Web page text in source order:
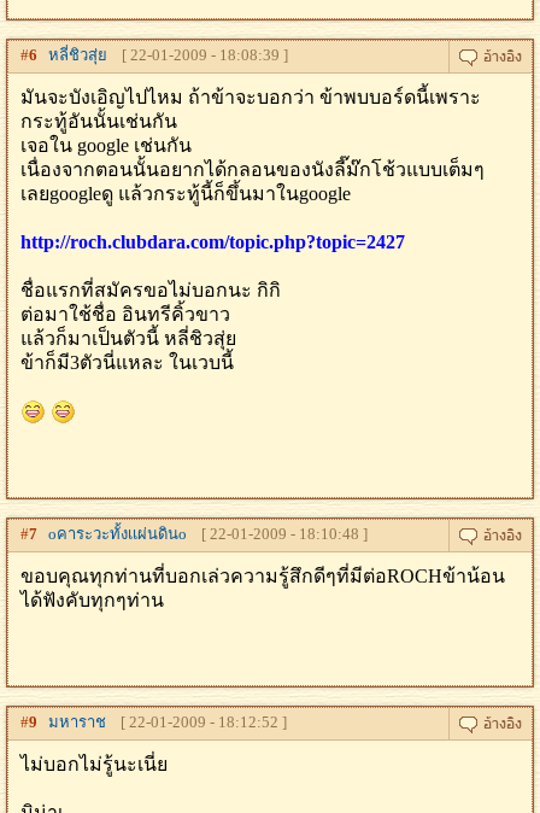
#6 หลี่ชิวสุ่ย [ 22-01-2009 - 18:08:39 ]
มันจะบังเอิญไปไหม ถ้าข้าจะบอกว่า ข้าพบบอร์ดนี้เพราะ
กระทู้อันนั้นเช่นกัน
เจอใน google เช่นกัน
เนื่องจากตอนนั้นอยากได้กลอนของนังลี๊ม๊กโช้วแบบเต็มๆ
เลยgoogleดู แล้วกระทู้นี้ก็ขึ้นมาในgoogle
http://roch.clubdara.com/topic.php?topic=2427
ชื่อแรกที่สมัครขอไม่บอกนะ กิกิ
ต่อมาใช้ชื่อ อินทรีคิ้วขาว
แล้วก็มาเป็นตัวนี้ หลี่ชิวสุ่ย
ข้าก็มี3ตัวนี่แหละ ในเวบนี้
#7 oคาระวะทั้งเเผ่นดินo [ 22-01-2009 - 18:10:48 ]
ขอบคุณทุกท่านที่บอกเล่วความรู้สึกดีๆที่มีต่อROCHข้าน้อน
ได้ฟังคับทุกๆท่าน
#9 มหาราช [ 22-01-2009 - 18:12:52 ]
ไม่บอกไม่รู้นะเนี่ย